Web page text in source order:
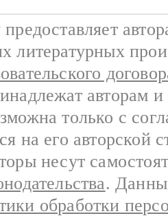
литературных
авторам
только с
на его авторской
несут
.
обработки